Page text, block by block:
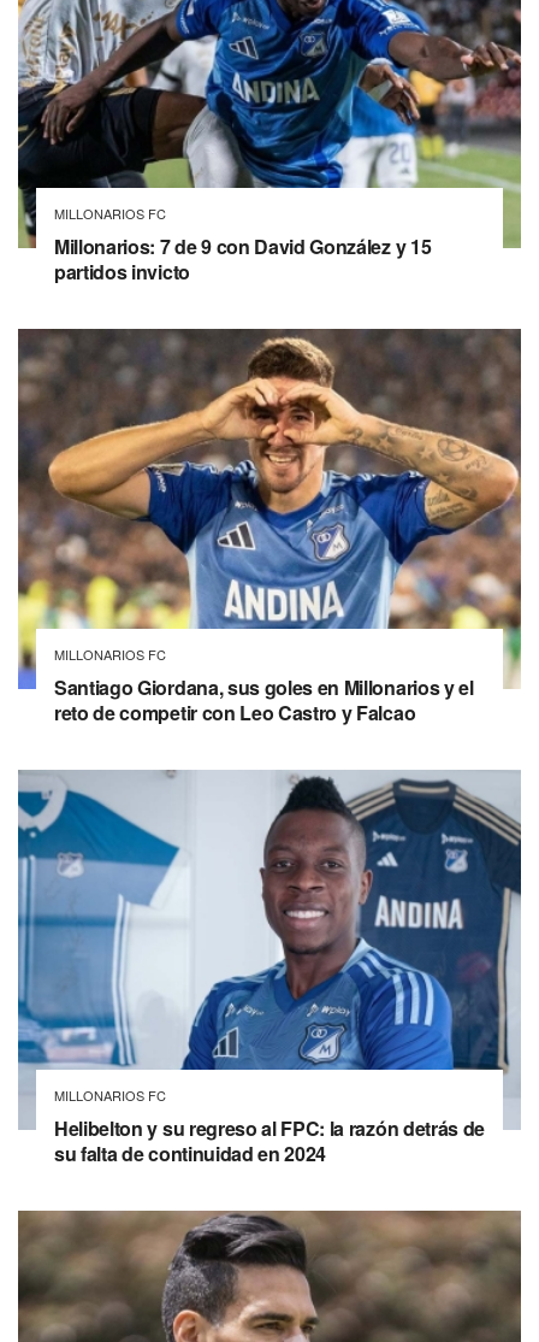
MILLONARIOS FC
Millonarios: 7 de 9 con David González y 15
partidos invicto
MILLONARIOS FC
Santiago Giordana, sus goles en Millonarios y el
reto de competir con Leo Castro y Falcao
MILLONARIOS FC
Helibelton y su regreso al FPC: la razón detrás de
su falta de continuidad en 2024